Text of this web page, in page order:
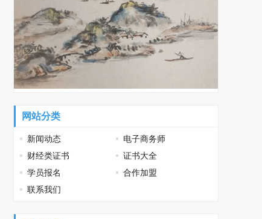
网站分类
新闻动态
电子商务师
财经类证书
证书大全
学员报名
合作加盟
联系我们